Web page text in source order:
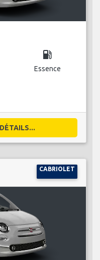
local_gas_station
Essence
CABRIOLET